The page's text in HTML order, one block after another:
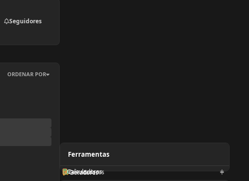
Seguidores
ORDENAR POR
Ferramentas
Geradores
Orientadores
Calculadoras